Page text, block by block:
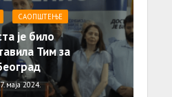
САОПШТЕЊE
је било
Тим за
маја 2024.